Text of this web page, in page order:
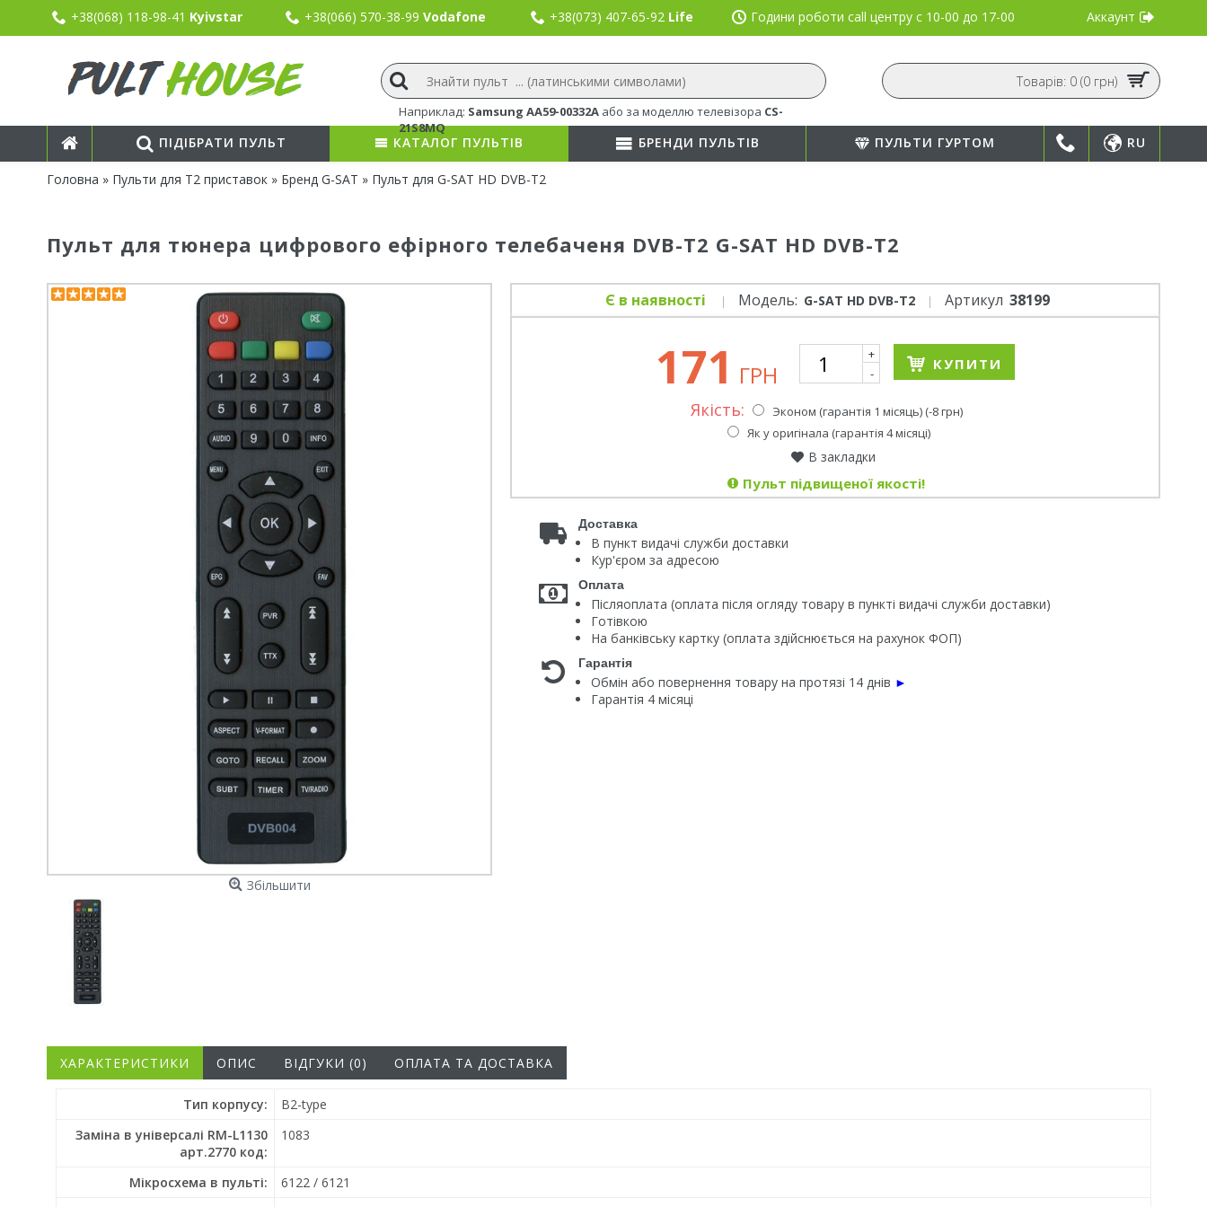
+38(068) 118-98-41 Kyivstar +38(066) 570-38-99 Vodafone +38(073) 407-65-92 Life Години роботи call центру с 10-00 до 17-00 Аккаунт
Наприклад: Samsung AA59-00332A або за моделлю телевізора CS-
21S8MQ
Товарів: 0 (0 грн)
ПІДІБРАТИ ПУЛЬТ КАТАЛОГ ПУЛЬТІВ БРЕНДИ ПУЛЬТІВ ПУЛЬТИ ГУРТОМ RU
Головна » Пульти для T2 приставок » Бренд G-SAT » Пульт для G-SAT HD DVB-T2
Пульт для тюнера цифрового ефірного телебаченя DVB-T2 G-SAT HD DVB-T2
Збільшити
Є в наявності Модель: G-SAT HD DVB-T2 Артикул 38199
171 ГРН
+
-
КУПИТИ
Якість:
Эконом (гарантія 1 місяць) (-8 грн)
Як у оригінала (гарантія 4 місяці)
В закладки
Пульт підвищеної якості!
Доставка
В пункт видачі служби доставки
Кур'єром за адресою
Оплата
Післяоплата (оплата після огляду товару в пункті видачі служби доставки)
Готівкою
На банківську картку (оплата здійснюється на рахунок ФОП)
Гарантія
Обмін або повернення товару на протязі 14 днів ►
Гарантія 4 місяці
ХАРАКТЕРИСТИКИ ОПИС ВІДГУКИ (0) ОПЛАТА ТА ДОСТАВКА
Тип корпусу:
B2-type
Заміна в універсалі RM-L1130
арт.2770 код:
1083
Мікросхема в пульті:
6122 / 6121